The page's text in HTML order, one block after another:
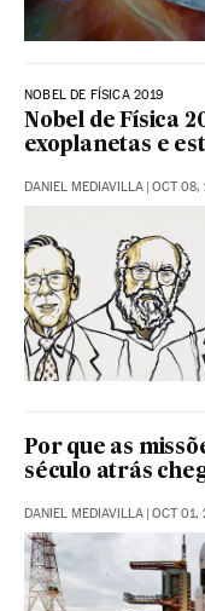
NOBEL DE FÍSICA 2019
Nobel de Física
exoplanetas e
DANIEL MEDIAVILLA | OCT 08,
Por que as
século atrás
DANIEL MEDIAVILLA | OCT 01,